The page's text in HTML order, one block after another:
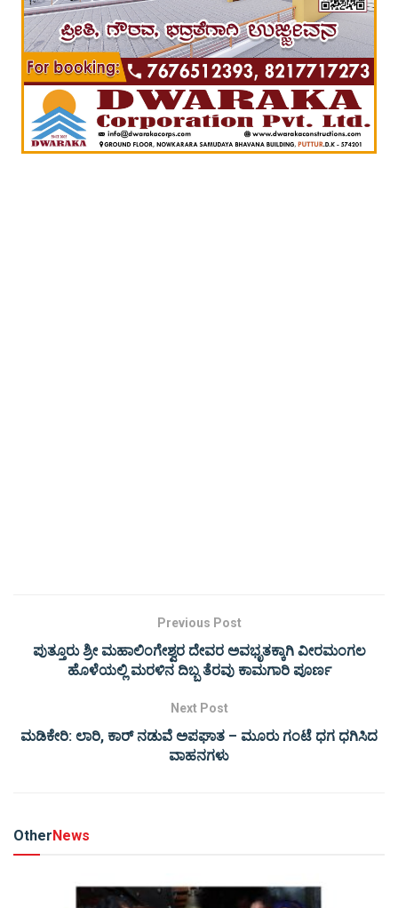
Previous Post
ಪುತ್ತೂರು ಶ್ರೀ ಮಹಾಲಿಂಗೇಶ್ವರ ದೇವರ ಅವಭೃತಕ್ಕಾಗಿ ವೀರಮಂಗಲ
ಹೊಳೆಯಲ್ಲಿ ಮರಳಿನ ದಿಬ್ಬ ತೆರವು ಕಾಮಗಾರಿ ಪೂರ್ಣ
Next Post
ಮಡಿಕೇರಿ: ಲಾರಿ, ಕಾರ್ ನಡುವೆ ಅಪಘಾತ – ಮೂರು ಗಂಟೆ ಧಗ ಧಗಿಸಿದ
ವಾಹನಗಳು
Other News